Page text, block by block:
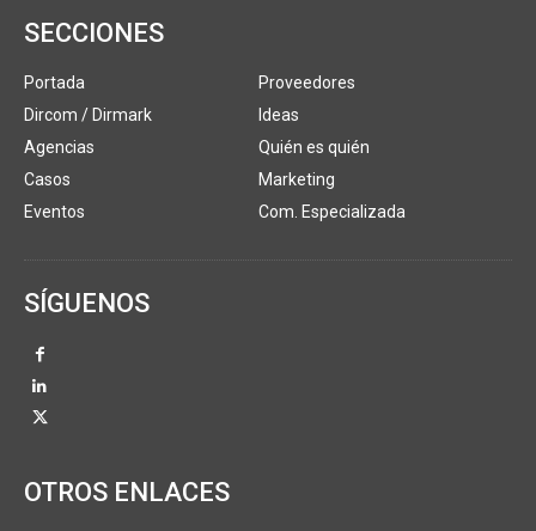
SECCIONES
Portada
Dircom / Dirmark
Agencias
Casos
Eventos
Proveedores
Ideas
Quién es quién
Marketing
Com. Especializada
SÍGUENOS
OTROS ENLACES